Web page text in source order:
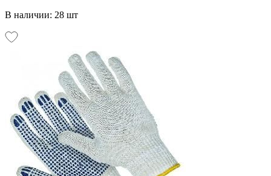
В наличии: 28 шт